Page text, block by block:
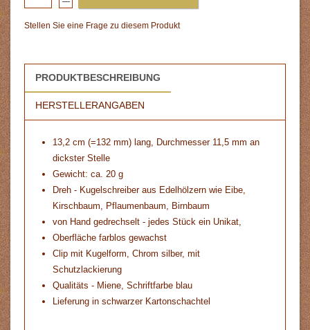
Stellen Sie eine Frage zu diesem Produkt
PRODUKTBESCHREIBUNG
HERSTELLERANGABEN
13,2 cm (=132 mm) lang, Durchmesser 11,5 mm an
dickster Stelle
Gewicht: ca. 20 g
Dreh - Kugelschreiber aus Edelhölzern wie Eibe,
Kirschbaum, Pflaumenbaum, Birnbaum
von Hand gedrechselt - jedes Stück ein Unikat,
Oberfläche farblos gewachst
Clip mit Kugelform, Chrom silber, mit
Schutzlackierung
Qualitäts - Miene, Schriftfarbe blau
Lieferung in schwarzer Kartonschachtel